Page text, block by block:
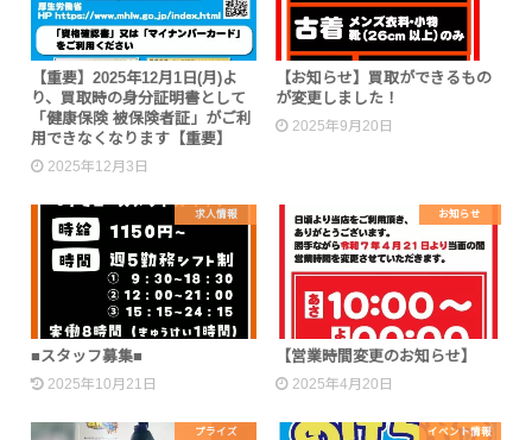
【重要】2025年12月1日(月)よ
り、買取時の身分証明書として
「健康保険 被保険者証」がご利
用できなくなります【重要】
2025年12月3日
【お知らせ】買取ができるもの
が変更しました！
2025年9月20日
求人情報
■スタッフ募集■
2025年10月21日
お知らせ
【営業時間変更のお知らせ】
2025年4月20日
プライズ イベント情報